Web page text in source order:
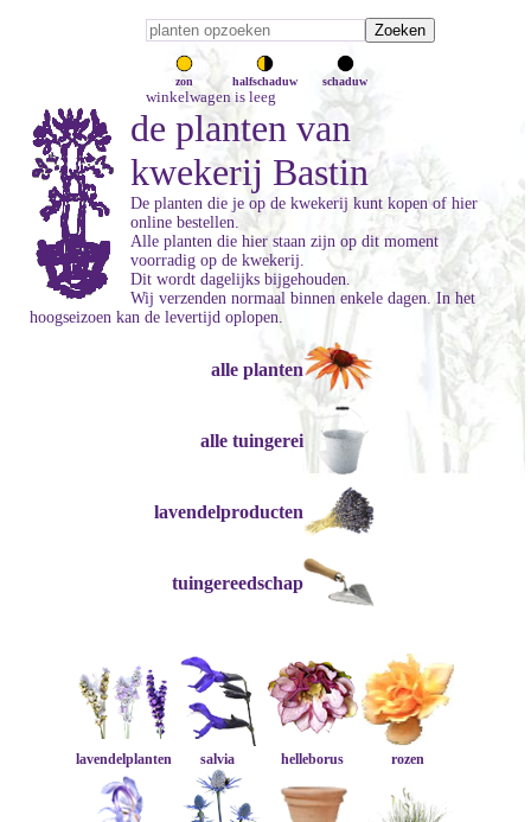
zon halfschaduw schaduw
winkelwagen is leeg
de planten van
kwekerij Bastin
De planten die je op de kwekerij kunt kopen of hier
online bestellen.
Alle planten die hier staan zijn op dit moment
voorradig op de kwekerij.
Dit wordt dagelijks bijgehouden.
Wij verzenden normaal binnen enkele dagen. In het
hoogseizoen kan de levertijd oplopen.
alle planten
alle tuingerei
lavendelproducten
tuingereedschap
lavendelplanten salvia helleborus rozen